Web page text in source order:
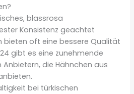
blassrosa
Konsistenz geachtet
bieten oft eine bessere Qualität
gibt es eine zunehmende
Anbietern, die Hähnchen aus
bei türkischen